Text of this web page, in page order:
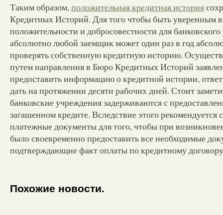
Таким образом, положительная кредитная история
Кредитных Историй. Для того чтобы быть уверенным
положительности и добросовестности для
абсолютно любой заемщик может один раз в год
проверять собственную кредитную историю.
путем направления в Бюро Кредитных Историй
предоставить информацию о кредитной истории,
дать на протяжении десяти рабочих дней. Стоит
банковские учреждения задерживаются с
загашенном кредите. Вследствие этого рекомендуется
платежные документы для того, чтобы при
было своевременно предоставить все необходимые
подтверждающие факт оплаты по кредитному
Похожие новости.